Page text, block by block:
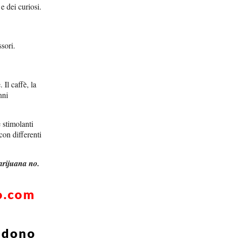
dei curiosi.
Il caffè, la
stimolanti
differenti
no.